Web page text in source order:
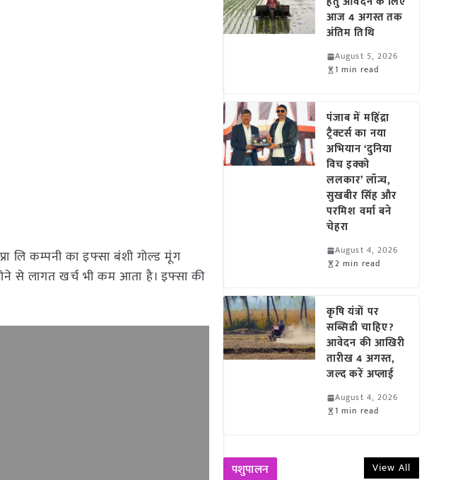
लि कम्पनी का इफ्सा बंशी गोल्ड मूंग
से लागत खर्च भी कम आता है। इफ्सा की
आज 4 अगस्त तक
अंतिम तिथि
August 5, 2026
1 min read
पंजाब में महिंद्रा
ट्रैक्टर्स का नया
अभियान ‘दुनिया
विच इक्को
ललकार’ लॉन्च,
सुखबीर सिंह और
परमिश वर्मा बने
चेहरा
August 4, 2026
2 min read
कृषि यंत्रों पर
सब्सिडी चाहिए?
आवेदन की आखिरी
तारीख 4 अगस्त,
जल्द करें अप्लाई
August 4, 2026
1 min read
पशुपालन View All